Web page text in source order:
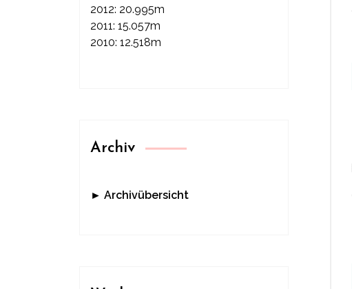
2012: 20.995m
2011: 15.057m
2010: 12.518m
Archiv
► Archivübersicht